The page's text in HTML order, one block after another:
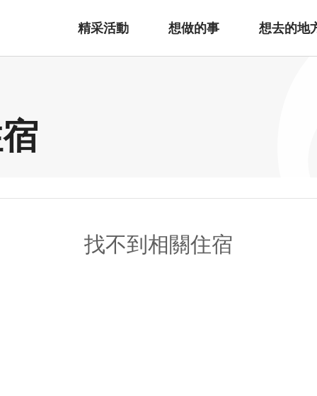
精采活動 想做的事 想去的地
找不到相關住宿